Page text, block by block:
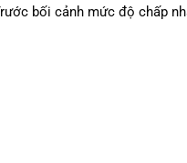
bối cảnh mức độ chấp